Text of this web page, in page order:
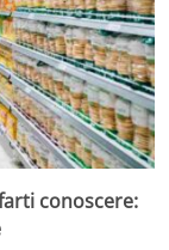
conoscere: